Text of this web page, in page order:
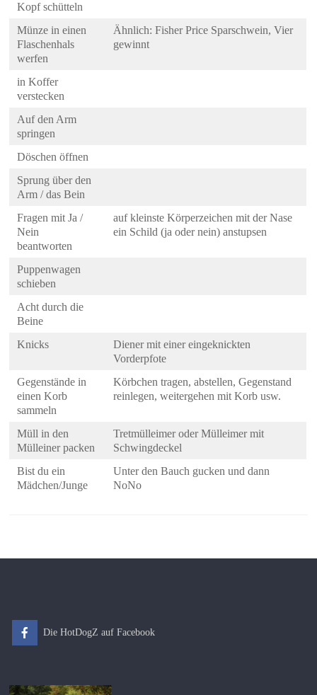
Kopf schütteln
Münze in einen
Flaschenhals
werfen
Ähnlich: Fisher Price Sparschwein, Vier
gewinnt
in Koffer
verstecken
Auf den Arm
springen
Döschen öffnen
Sprung über den
Arm / das Bein
Fragen mit Ja /
Nein
beantworten
auf kleinste Körperzeichen mit der Nase
ein Schild (ja oder nein) anstupsen
Puppenwagen
schieben
Acht durch die
Beine
Knicks
Diener mit einer eingeknickten
Vorderpfote
Gegenstände in
einen Korb
sammeln
Körbchen tragen, abstellen, Gegenstand
reinlegen, weitergehen mit Korb usw.
Müll in den
Mülleiner packen
Tretmülleimer oder Mülleimer mit
Schwingdeckel
Bist du ein
Mädchen/Junge
Unter den Bauch gucken und dann
NoNo
Die HotDogZ auf Facebook